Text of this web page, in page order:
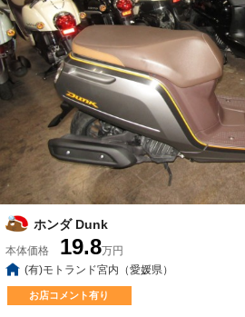
ホンダ Dunk
本体価格 19.8万円
(有)モトランド宮内（愛媛県）
お店コメント有り